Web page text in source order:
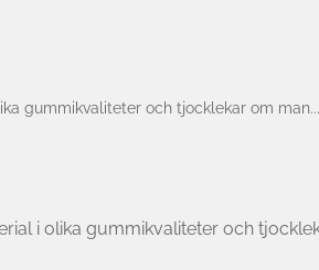
gummikvaliteter och tjocklekar om man...
i olika gummikvaliteter och